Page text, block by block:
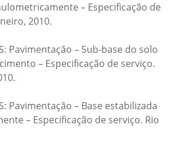
– Especificação de
2010.
Pavimentação – Sub-base do solo
– Especificação de serviço.
Pavimentação – Base estabilizada
– Especificação de serviço. Rio